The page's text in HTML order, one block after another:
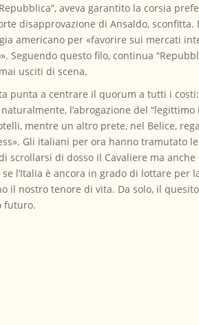
aveva garantito la corsia
disapprovazione di Ansaldo,
americano per «favorire sui mercati
Seguendo questo filo, continua
usciti di scena.
punta a centrare il quorum a tutti i
l’abrogazione del
mentre un altro prete, nel Belice,
Gli italiani per ora hanno tramutato
scrollarsi di dosso il Cavaliere ma
l’Italia è ancora in grado di lottare
il nostro tenore di vita. Da solo, il
futuro.